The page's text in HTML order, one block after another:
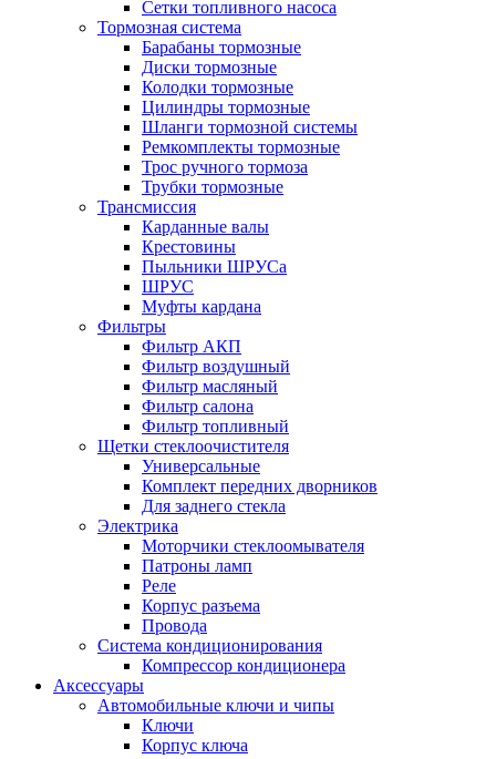
Сетки топливного насоса
Тормозная система
Барабаны тормозные
Диски тормозные
Колодки тормозные
Цилиндры тормозные
Шланги тормозной системы
Ремкомплекты тормозные
Трос ручного тормоза
Трубки тормозные
Трансмиссия
Карданные валы
Крестовины
Пыльники ШРУСа
ШРУС
Муфты кардана
Фильтры
Фильтр АКП
Фильтр воздушный
Фильтр масляный
Фильтр салона
Фильтр топливный
Щетки стеклоочистителя
Универсальные
Комплект передних дворников
Для заднего стекла
Электрика
Моторчики стеклоомывателя
Патроны ламп
Реле
Корпус разъема
Провода
Система кондиционирования
Компрессор кондиционера
Аксессуары
Автомобильные ключи и чипы
Ключи
Корпус ключа